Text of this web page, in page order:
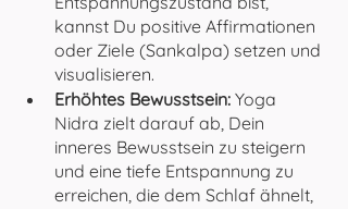
kannst Du positive Affirmationen
oder Ziele (Sankalpa) setzen und
visualisieren.
Erhöhtes Bewusstsein: Yoga
Nidra zielt darauf ab, Dein
inneres Bewusstsein zu steigern
und eine tiefe Entspannung zu
erreichen, die dem Schlaf ähnelt,